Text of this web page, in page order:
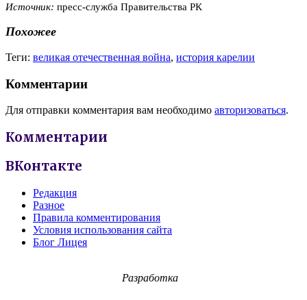
Источник: пресс-служба Правительства РК
Похожее
Теги: великая отечественная война, история карелии
Комментарии
Для отправки комментария вам необходимо авторизоваться.
Комментарии
ВКонтакте
Редакция
Разное
Правила комментирования
Условия использования сайта
Блог Лицея
Разработка